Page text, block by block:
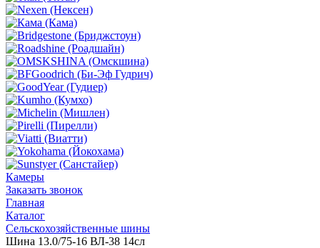
Камеры
Заказать звонок
Главная
Каталог
Сельскохозяйственные шины
Шина 13.0/75-16 ВЛ-38 14сл